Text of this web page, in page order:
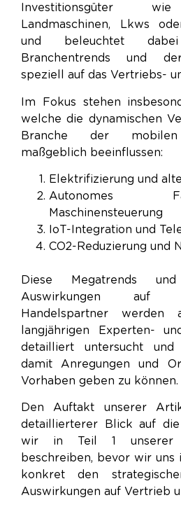
Investitionsgüter wie
Landmaschinen, Lkws
und beleuchtet
Branchentrends und
speziell auf das Vertriebs-
Im Fokus stehen
welche die dynamischen
Branche der mobilen
maßgeblich beeinflussen:
Elektrifizierung und
Autonomes
Maschinensteuerung
IoT-Integration und
CO2-Reduzierung und
Diese Megatrends
Auswirkungen auf
Handelspartner werden
langjährigen Experten-
detailliert untersucht
damit Anregungen und
Vorhaben geben zu können.
Den Auftakt unserer
detaillierterer Blick auf
wir in Teil 1 unserer
beschreiben, bevor wir
konkret den
Auswirkungen auf Vertrieb